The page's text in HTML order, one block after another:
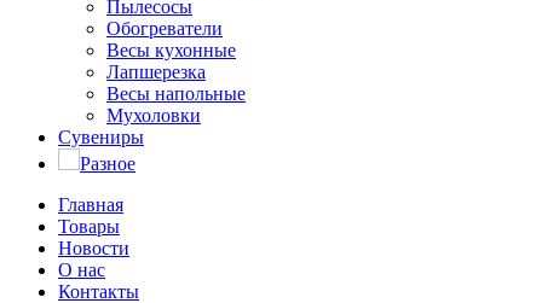
Пылесосы
Обогреватели
Весы кухонные
Лапшерезка
Весы напольные
Мухоловки
Сувениры
Разное
Главная
Товары
Новости
О нас
Контакты